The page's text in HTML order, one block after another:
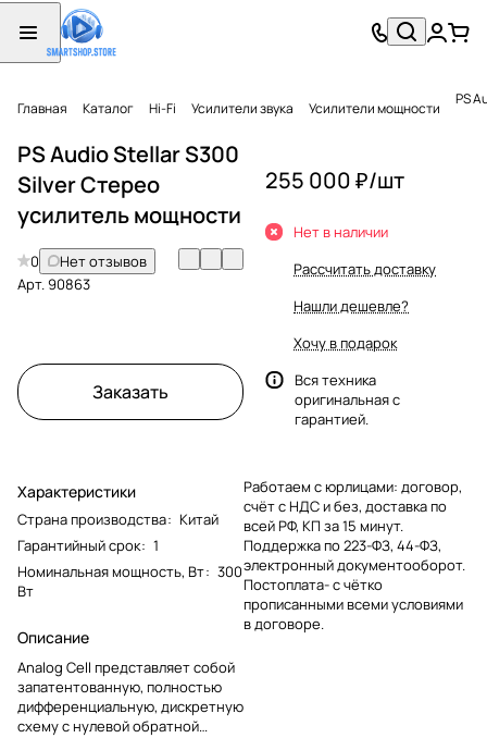
Главная Каталог Hi-Fi Усилители звука Усилители мощности PS
PS Audio Stellar S300
Silver Стерео
усилитель мощности
0
Нет отзывов
Арт.90863
Заказать
Характеристики
Страна производства: Китай
Гарантийный срок: 1
Номинальная мощность, Вт: 300
Вт
Описание
Analog Cell представляет собой
запатентованную, полностью
дифференциальную, дискретную
схему с нулевой обратной
255 000 ₽/шт
Нет в наличии
Рассчитать доставку
Нашли дешевле?
Хочу в подарок
Вся техника
оригинальная с
гарантией.
Работаем с юрлицами: договор,
счёт с НДС и без, доставка по
всей РФ, КП за 15 минут.
Поддержка по 223-ФЗ, 44-ФЗ,
электронный документооборот.
Постоплата- с чётко
прописанными всеми условиями
в договоре.